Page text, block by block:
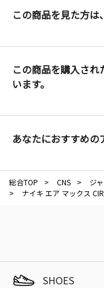
この商品を見た方
この商品を購入さ
います。
あなたにおすすめの
総合TOP > CNS >
ジ
>
ナイキ エア マックス
SHOES